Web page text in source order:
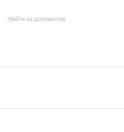
Увійти за допомогою